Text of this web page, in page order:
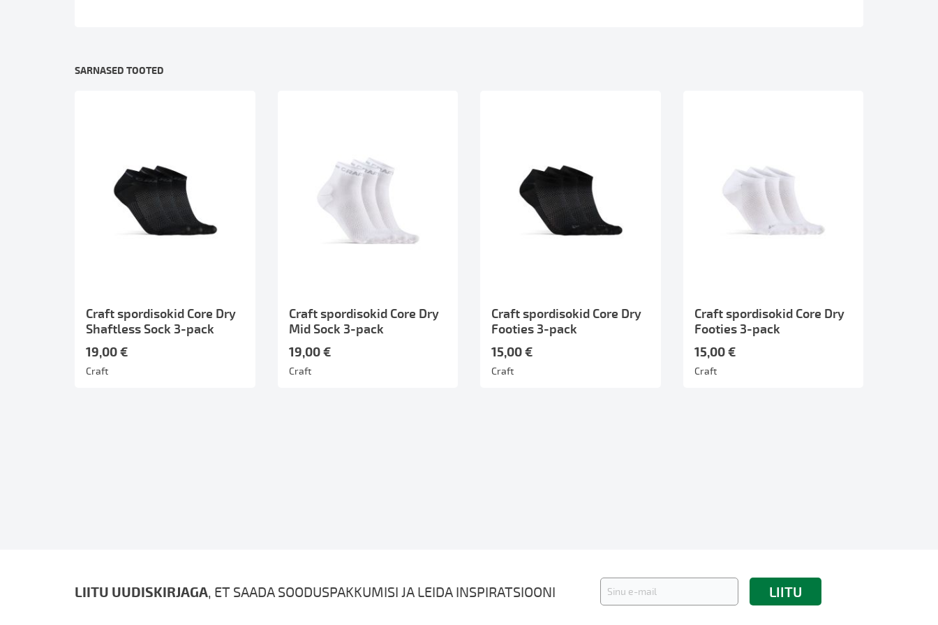
SARNASED TOOTED
Craft spordisokid Core Dry
Shaftless Sock 3-pack
19,00 €
Craft
Craft spordisokid Core Dry
Mid Sock 3-pack
19,00 €
Craft
Craft spordisokid Core Dry
Footies 3-pack
15,00 €
Craft
Craft spordisokid Core Dry
Footies 3-pack
15,00 €
Craft
LIITU UUDISKIRJAGA , ET SAADA SOODUSPAKKUMISI JA LEIDA INSPIRATSIOONI
Liitu
uudiskirjaga:
LIITU